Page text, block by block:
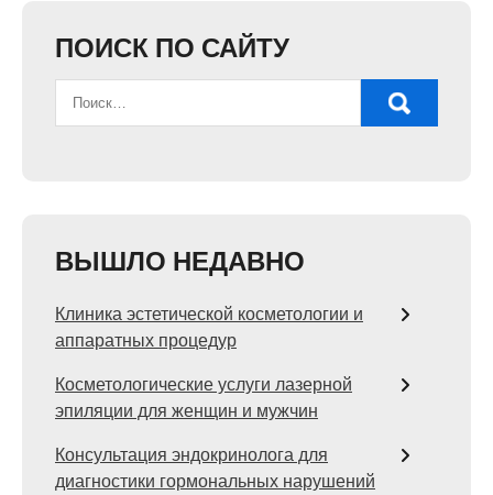
ПОИСК ПО САЙТУ
ВЫШЛО НЕДАВНО
Клиника эстетической косметологии и
аппаратных процедур
Косметологические услуги лазерной
эпиляции для женщин и мужчин
Консультация эндокринолога для
диагностики гормональных нарушений